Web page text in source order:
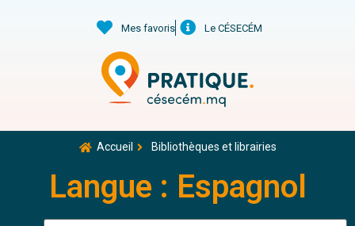
Mes favoris Le CÉSECÉM
Accueil Bibliothèques et librairies
Langue : Espagnol